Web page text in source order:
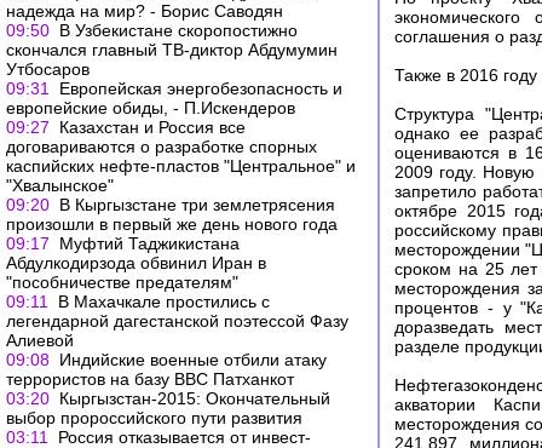
надежда на мир? - Борис Саводян
09:50 В Узбекистане скоропостижно
скончался главный ТВ-диктор Абдумумин
Утбосаров
09:31
Европейская энергобезопасность и
европейские обиды, - П.Искендеров
09:27
Казахстан и Россия все
договариваются о разработке спорных
каспийских нефте-пластов "Центральное" и
"Хвалынское"
09:20 В Кыргызстане три землетрясения
произошли в первый же день нового года
09:17
Муфтий Таджикистана
Абдулкодирзода обвинил Иран в
"пособничестве предателям"
09:11
В Махачкале простились с
легендарной дагестанской поэтессой Фазу
Алиевой
09:08 Индийские военные отбили атаку
террористов на базу ВВС Патханкот
03:20 Кыргызстан-2015: Окончательный
выбор пророссийского пути развития
03:11
Россия отказывается от инвест-
соглашения о
Также в 2016
Структура
однако ее
оцениваются в
2009 году. Новую
запретило
октябре 2015
российскому
месторождении
сроком на 25 лет
месторождения
процентов - у
доразведать
разделе
акватории
месторождения
241,897